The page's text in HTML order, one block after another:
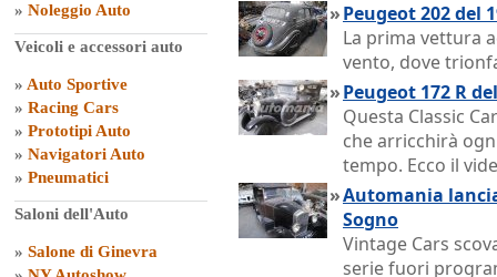
» Noleggio Auto
Veicoli e accessori auto
» Auto Sportive
» Racing Cars
» Prototipi Auto
» Navigatori Auto
» Pneumatici
Saloni dell'Auto
» Salone di Ginevra
»Peugeot 202 del
La prima vettura
vento, dove
»Peugeot 172 R
Questa Classic
che arricchirà
tempo. Ecco il
»Automania
Sogno
Vintage Cars
serie fuori